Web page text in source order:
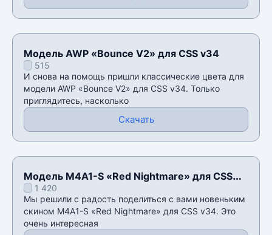
Модель AWP «Bounce V2» для CSS v34
515
И снова на помощь пришли классические цвета для
модели AWP «Bounce V2» для CSS v34. Только
приглядитесь, насколько
Скачать
Модель M4A1-S «Red Nightmare» для CSS
v341 420
Мы решили с радость поделиться с вами новеньким
скином M4A1-S «Red Nightmare» для CSS v34. Это
очень интересная